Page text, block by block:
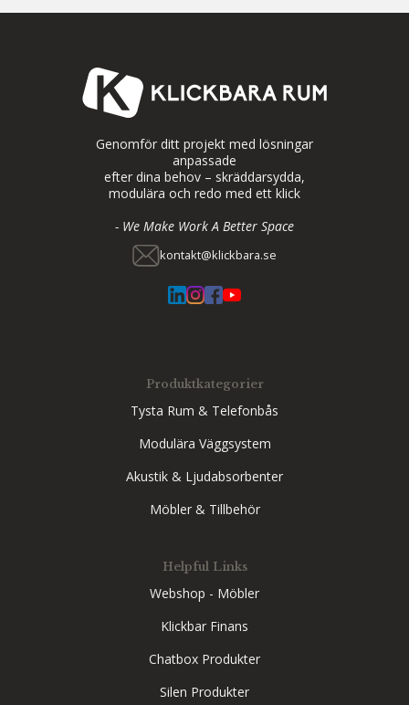
Genomför ditt projekt med lösningar
anpassade
efter dina behov – skräddarsydda,
modulära och redo med ett klick
- We Make Work A Better Space
kontakt@klickbara.se
Produktkategorier
Tysta Rum & Telefonbås
Modulära Väggsystem
Akustik & Ljudabsorbenter
Möbler & Tillbehör
Helpful Links
Webshop - Möbler
Klickbar Finans
Chatbox Produkter
Silen Produkter